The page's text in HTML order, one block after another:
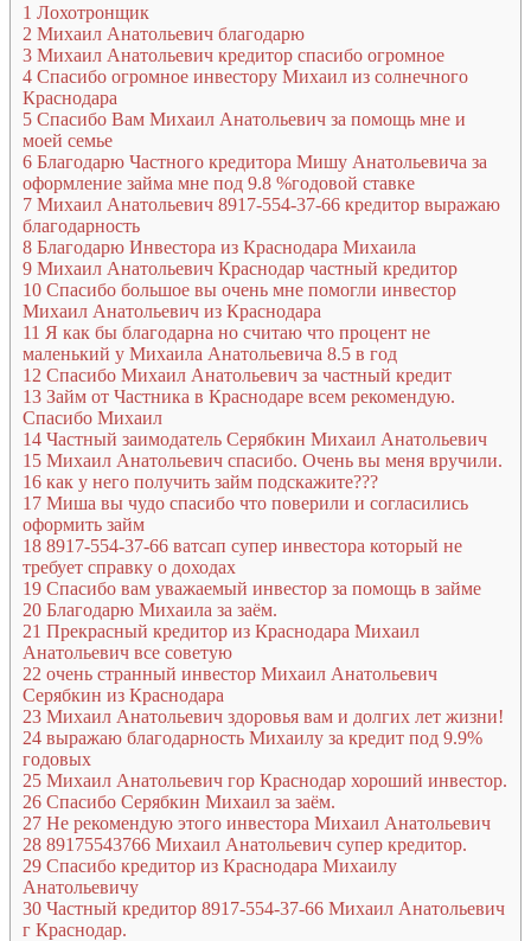
1 Лохотронщик
2 Михаил Анатольевич благодарю
3 Михаил Анатольевич кредитор спасибо огромное
4 Спасибо огромное инвестору Михаил из солнечного
Краснодара
5 Спасибо Вам Михаил Анатольевич за помощь мне и
моей семье
6 Благодарю Частного кредитора Мишу Анатольевича за
оформление займа мне под 9.8 %годовой ставке
7 Михаил Анатольевич 8917-554-37-66 кредитор выражаю
благодарность
8 Благодарю Инвестора из Краснодара Михаила
9 Михаил Анатольевич Краснодар частный кредитор
10 Спасибо большое вы очень мне помогли инвестор
Михаил Анатольевич из Краснодара
11 Я как бы благодарна но считаю что процент не
маленький у Михаила Анатольевича 8.5 в год
12 Спасибо Михаил Анатольевич за частный кредит
13 Займ от Частника в Краснодаре всем рекомендую.
Спасибо Михаил
14 Частный заимодатель Серябкин Михаил Анатольевич
15 Михаил Анатольевич спасибо. Очень вы меня вручили.
16 как у него получить займ подскажите???
17 Миша вы чудо спасибо что поверили и согласились
оформить займ
18 8917-554-37-66 ватсап супер инвестора который не
требует справку о доходах
19 Спасибо вам уважаемый инвестор за помощь в займе
20 Благодарю Михаила за заём.
21 Прекрасный кредитор из Краснодара Михаил
Анатольевич все советую
22 очень странный инвестор Михаил Анатольевич
Серябкин из Краснодара
23 Михаил Анатольевич здоровья вам и долгих лет жизни!
24 выражаю благодарность Михаилу за кредит под 9.9%
годовых
25 Михаил Анатольевич гор Краснодар хороший инвестор.
26 Спасибо Серябкин Михаил за заём.
27 Не рекомендую этого инвестора Михаил Анатольевич
28 89175543766 Михаил Анатольевич супер кредитор.
29 Спасибо кредитор из Краснодара Михаилу
Анатольевичу
30 Частный кредитор 8917-554-37-66 Михаил Анатольевич
г Краснодар.